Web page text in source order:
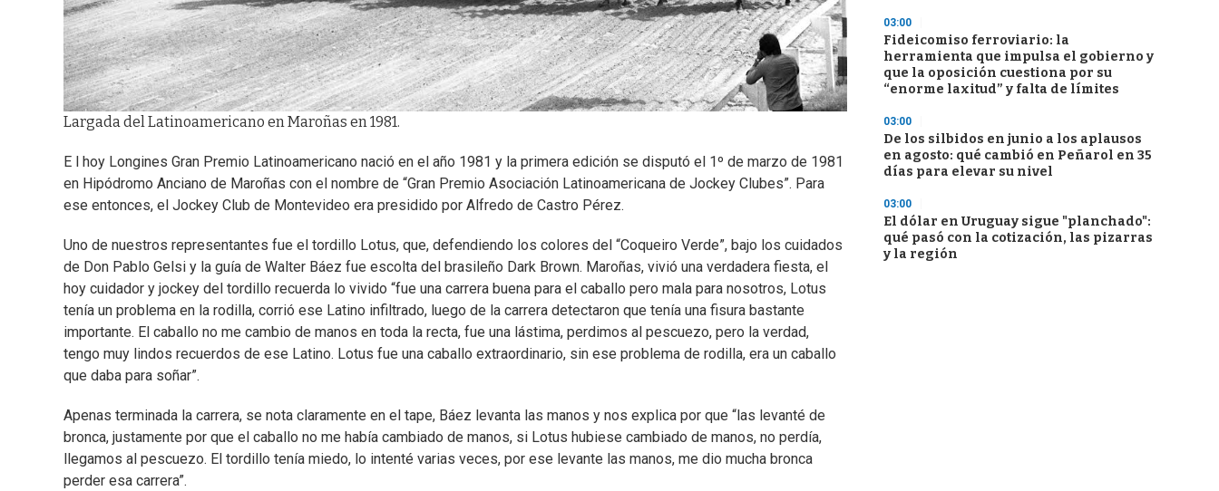
Largada del Latinoamericano en Maroñas en 1981.
E l hoy Longines Gran Premio Latinoamericano nació en el año 1981 y la primera edición se disputó el 1º de marzo de 1981
en Hipódromo Anciano de Maroñas con el nombre de “Gran Premio Asociación Latinoamericana de Jockey Clubes”. Para
ese entonces, el Jockey Club de Montevideo era presidido por Alfredo de Castro Pérez.
Uno de nuestros representantes fue el tordillo Lotus, que, defendiendo los colores del “Coqueiro Verde”, bajo los cuidados
de Don Pablo Gelsi y la guía de Walter Báez fue escolta del brasileño Dark Brown. Maroñas, vivió una verdadera fiesta, el
hoy cuidador y jockey del tordillo recuerda lo vivido “fue una carrera buena para el caballo pero mala para nosotros, Lotus
tenía un problema en la rodilla, corrió ese Latino infiltrado, luego de la carrera detectaron que tenía una fisura bastante
importante. El caballo no me cambio de manos en toda la recta, fue una lástima, perdimos al pescuezo, pero la verdad,
tengo muy lindos recuerdos de ese Latino. Lotus fue una caballo extraordinario, sin ese problema de rodilla, era un caballo
que daba para soñar”.
Apenas terminada la carrera, se nota claramente en el tape, Báez levanta las manos y nos explica por que “las levanté de
bronca, justamente por que el caballo no me había cambiado de manos, si Lotus hubiese cambiado de manos, no perdía,
llegamos al pescuezo. El tordillo tenía miedo, lo intenté varias veces, por ese levante las manos, me dio mucha bronca
perder esa carrera”.
03:00
Fideicomiso ferroviario: la
herramienta que impulsa el gobierno y
que la oposición cuestiona por su
“enorme laxitud” y falta de límites
03:00
De los silbidos en junio a los aplausos
en agosto: qué cambió en Peñarol en 35
días para elevar su nivel
03:00
El dólar en Uruguay sigue "planchado":
qué pasó con la cotización, las pizarras
y la región